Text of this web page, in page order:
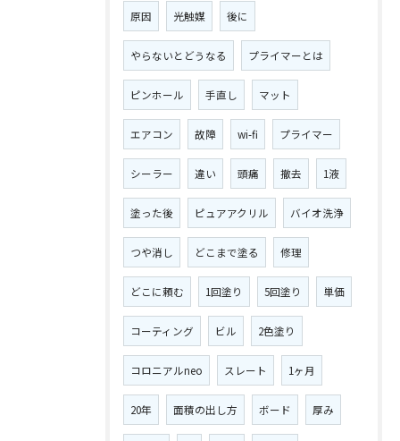
原因 光触媒 後に
やらないとどうなる プライマーとは
ピンホール 手直し マット
エアコン 故障 wi-fi プライマー
シーラー 違い 頭痛 撤去 1液
塗った後 ピュアアクリル バイオ洗浄
つや消し どこまで塗る 修理
どこに頼む 1回塗り 5回塗り 単価
コーティング ビル 2色塗り
コロニアルneo スレート 1ヶ月
20年 面積の出し方 ボード 厚み